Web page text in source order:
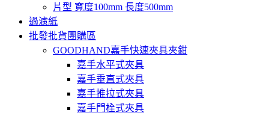
片型 寬度100mm 長度500mm
過濾紙
批發批貨團購區
GOODHAND嘉手快速夾具夾鉗
嘉手水平式夾具
嘉手垂直式夾具
嘉手推拉式夾具
嘉手門栓式夾具